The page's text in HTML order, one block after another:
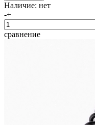
Наличие: нет
-+
сравнение